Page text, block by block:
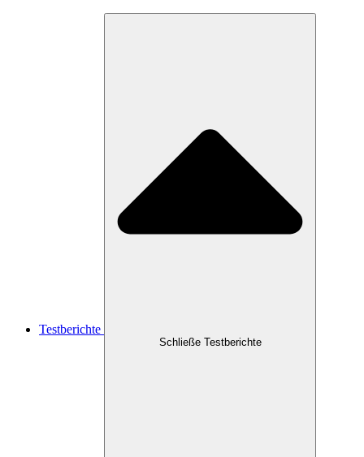
Testberichte
Schließe Testberichte